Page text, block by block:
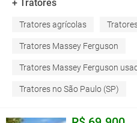
+ Tratores
Tratores agrícolas
Tratores Massey Ferguson
Tratores Massey Ferguson
Tratores no São Paulo (SP)